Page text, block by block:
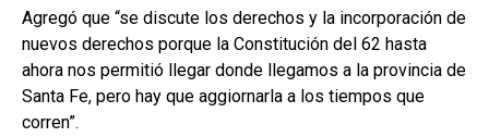
Agregó que “se discute los derechos y la incorporación de
nuevos derechos porque la Constitución del 62 hasta
ahora nos permitió llegar donde llegamos a la provincia de
Santa Fe, pero hay que aggiornarla a los tiempos que
corren”.